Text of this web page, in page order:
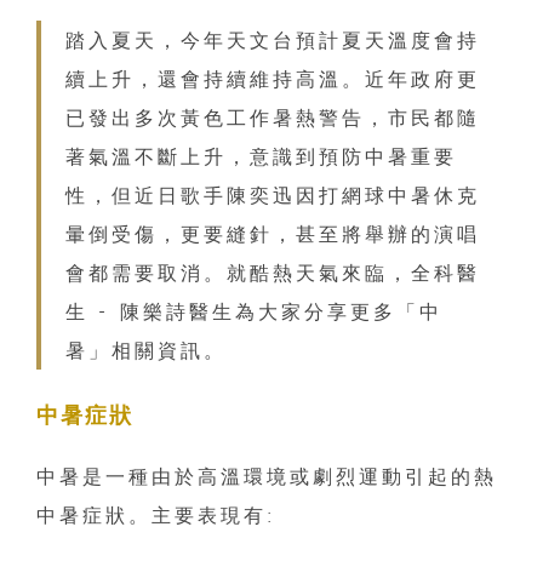
踏入夏天，今年天文台預計夏天溫度會持
續上升，還會持續維持高溫。近年政府更
已發出多次黃色工作暑熱警告，市民都隨
著氣溫不斷上升，意識到預防中暑重要
性，但近日歌手陳奕迅因打網球中暑休克
暈倒受傷，更要縫針，甚至將舉辦的演唱
會都需要取消。就酷熱天氣來臨，全科醫
生 - 陳樂詩醫生為大家分享更多「中
暑」相關資訊。
中暑症狀
中暑是一種由於高溫環境或劇烈運動引起的熱
中暑症狀。主要表現有: